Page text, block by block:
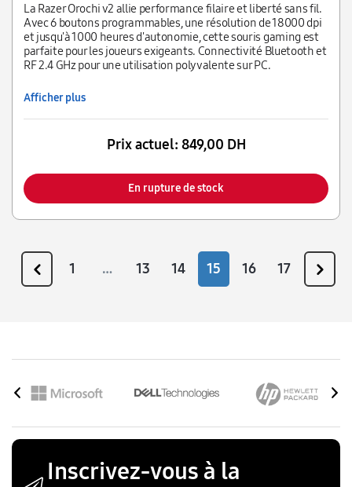
La Razer Orochi v2 allie performance filaire et liberté sans fil.
Avec 6 boutons programmables, une résolution de 18000 dpi
et jusqu'à 1000 heures d'autonomie, cette souris gaming est
parfaite pour les joueurs exigeants. Connectivité Bluetooth et
RF 2.4 GHz pour une utilisation polyvalente sur PC.
Afficher plus
Prix actuel: 849,00 DH
En rupture de stock
1 … 13 14 15 16 17
Inscrivez-vous à la